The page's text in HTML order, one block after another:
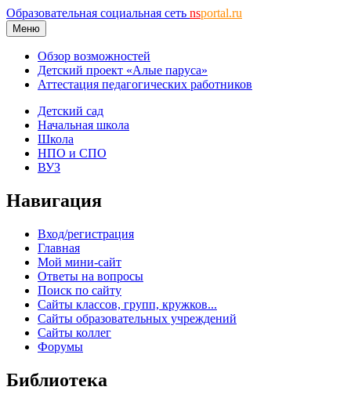
Образовательная социальная сеть nsportal.ru
Меню
Обзор возможностей
Детский проект «Алые паруса»
Аттестация педагогических работников
Детский сад
Начальная школа
Школа
НПО и СПО
ВУЗ
Навигация
Вход/регистрация
Главная
Мой мини-сайт
Ответы на вопросы
Поиск по сайту
Сайты классов, групп, кружков...
Сайты образовательных учреждений
Сайты коллег
Форумы
Библиотека